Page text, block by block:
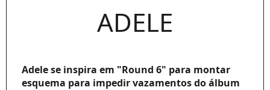
ADELE
Adele se inspira em "Round 6" para montar
esquema para impedir vazamentos do álbum